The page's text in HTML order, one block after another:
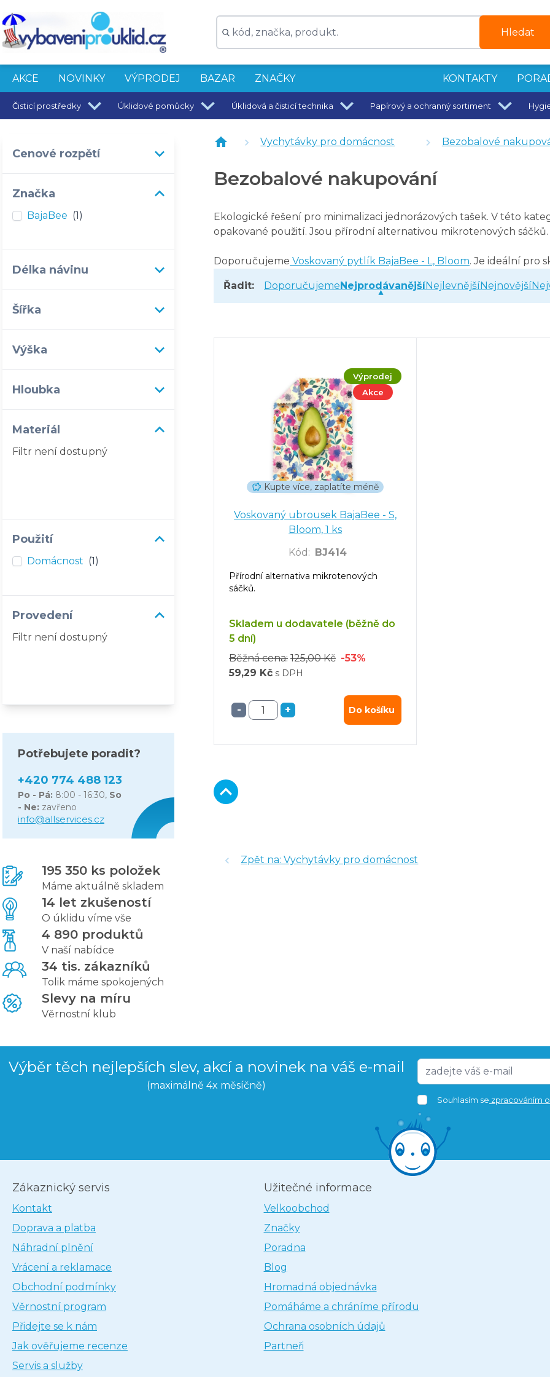
Hledat
AKCE NOVINKY VÝPRODEJ BAZAR ZNAČKY KONTAKTY
Čisticí prostředky Úklidové pomůcky Úklidová a čisticí technika Papírový a ochranný sortiment
Cenové rozpětí
Značka
BajaBee (1)
Délka návinu
Šířka
Výška
Hloubka
Materiál
Filtr není dostupný
Použití
Domácnost (1)
Provedení
Filtr není dostupný
Potřebujete poradit?
+420 774 488 123
Po - Pá: 8:00 - 16:30, So
- Ne: zavřeno
info@allservices.cz
195 350 ks položek
Máme aktuálně skladem
14 let zkušeností
O úklidu víme vše
4 890 produktů
V naší nabídce
34 tis. zákazníků
Tolik máme spokojených
Slevy na míru
Věrnostní klub
Vychytávky pro domácnost Bezobalové
Bezobalové nakupování
Ekologické řešení pro minimalizaci jednorázových tašek. V této
opakované použití. Jsou přírodní alternativou mikrotenových
Doporučujeme Voskovaný pytlík BajaBee - L, Bloom. Je ideální pro
Řadit: Doporučujeme NejprodávanějšíNejlevnější Nejnovější
Výprodej
Akce
Kupte více, zaplatíte méně
Voskovaný ubrousek BajaBee - S,
Bloom, 1 ks
Kód : BJ414
Přírodní alternativa mikrotenových
sáčků.
Skladem u dodavatele (běžně do
5 dní)
Běžná cena: 125,00 Kč -53%
59,29 Kč s DPH
- + Do košíku
Zpět na: Vychytávky pro domácnost
Výběr těch nejlepších slev, akcí a novinek na váš e-mail
(maximálně 4x měsíčně)
Souhlasím se zpracováním
Zákaznický servis
Kontakt
Doprava a platba
Náhradní plnění
Vrácení a reklamace
Obchodní podmínky
Věrnostní program
Přidejte se k nám
Jak ověřujeme recenze
Servis a služby
Užitečné informace
Velkoobchod
Značky
Poradna
Blog
Hromadná objednávka
Pomáháme a chráníme přírodu
Ochrana osobních údajů
Partneři